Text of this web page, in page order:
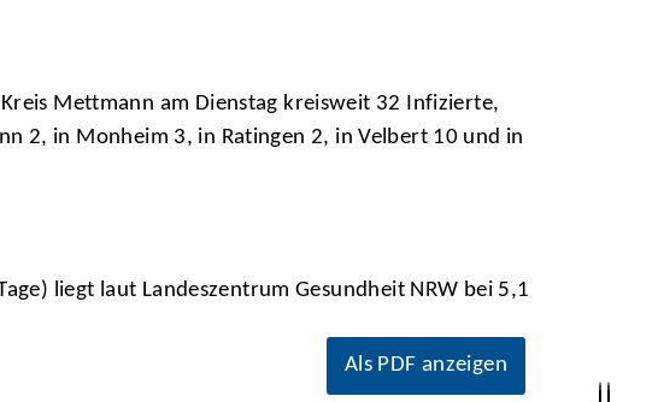
Mettmann am Dienstag kreisweit 32 Infizierte,
2, in Monheim 3, in Ratingen 2, in Velbert 10 und in
liegt laut Landeszentrum Gesundheit NRW bei 5,1
Als PDF anzeigen